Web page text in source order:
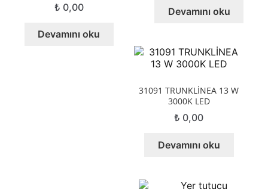
₺ 0,00
Devamını oku
Devamını oku
31091 TRUNKLİNEA 13 W
3000K LED
₺ 0,00
Devamını oku